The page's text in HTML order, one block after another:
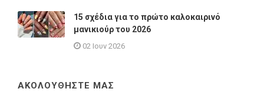
15 σχέδια για το πρώτο καλοκαιρινό
μανικιούρ του 2026
02 Ιουν 2026
ΑΚΟΛΟΥΘΗΣΤΕ ΜΑΣ